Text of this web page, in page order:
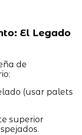
El Legado
de
(usar palets
superior